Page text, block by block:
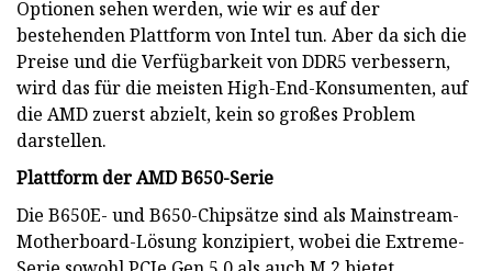
Optionen sehen werden, wie wir es auf der
bestehenden Plattform von Intel tun. Aber da sich die
Preise und die Verfügbarkeit von DDR5 verbessern,
wird das für die meisten High-End-Konsumenten, auf
die AMD zuerst abzielt, kein so großes Problem
darstellen.
Plattform der AMD B650-Serie
Die B650E- und B650-Chipsätze sind als Mainstream-
Motherboard-Lösung konzipiert, wobei die Extreme-